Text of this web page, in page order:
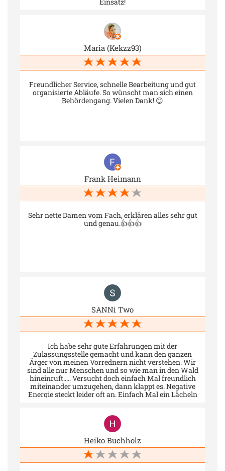
Maria (Kekzz93)
Freundlicher Service, schnelle Bearbeitung und gut
organisierte Abläufe. So wünscht man sich einen
Behördengang. Vielen Dank! 😊
Frank Heimann
Sehr nette Damen vom Fach, erklären alles sehr gut
und genau.👍👍👍
SANNi Two
Ich habe sehr gute Erfahrungen mit der
Zulassungsstelle gemacht und kann den ganzen
Ärger von meinen Vorrednern nicht verstehen. Wir
sind alle nur Menschen und so wie man in den Wald
hineinruft..... Versucht doch einfach Mal freundlich
miteinander umzugehen, dann klappt es. Negative
Energie steckt leider oft an. Einfach Mal ein Lächeln
Heiko Buchholz